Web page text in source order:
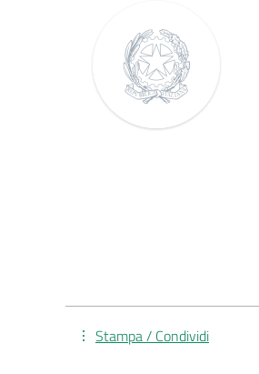
Stampa / Condividi